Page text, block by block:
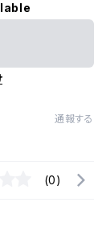
通報する
(0)